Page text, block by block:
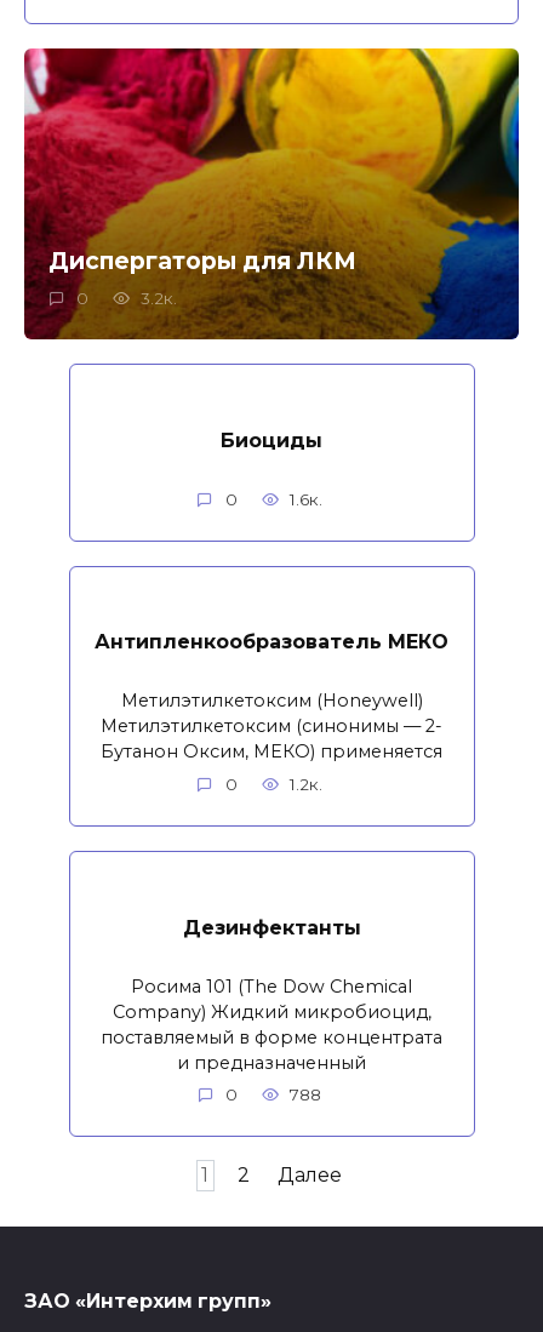
Диспергаторы для ЛКМ
0 3.2к.
Биоциды
0 1.6к.
Антипленкообразователь МЕКО
Метилэтилкетоксим (Honeywell)
Метилэтилкетоксим (синонимы — 2-
Бутанон Оксим, МЕКО) применяется
0 1.2к.
Дезинфектанты
Росима 101 (The Dow Chemical
Company) Жидкий микробиоцид,
поставляемый в форме концентрата
и предназначенный
0 788
1 2 Далее
ЗАО «Интерхим групп»